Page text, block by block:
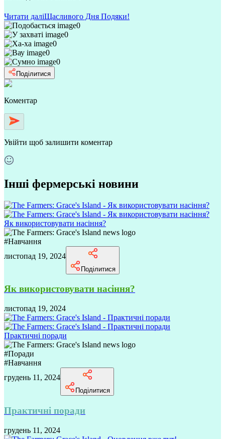
Читати даліЩасливого Дня Подяки!
0
0
0
0
0
Поділитися
Коментар
Увійти щоб залишити коментар
Інші фермерські новини
Як використовувати насіння?
#Навчання
листопад 19, 2024
Поділитися
Як використовувати насіння?
листопад 19, 2024
Практичні поради
#Поради
#Навчання
грудень 11, 2024
Поділитися
Практичні поради
грудень 11, 2024